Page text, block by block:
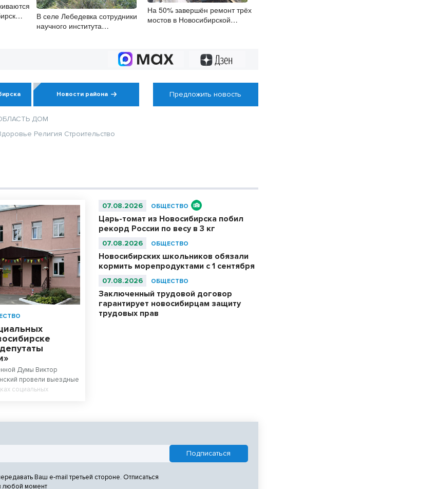
В селе Лебедевка сотрудники
научного института
На 50% завершён ремонт трёх
мостов в Новосибирской
Новости района Предложить новость
ДОМ
Религия Строительство
Думы Виктор
провели выездные
социальных
07.08.2026 ОБЩЕСТВО
Царь-томат из Новосибирска побил
рекорд России по весу в 3 кг
07.08.2026 ОБЩЕСТВО
Новосибирских школьников обязали
кормить морепродуктами с 1 сентября
07.08.2026 ОБЩЕСТВО
Заключенный трудовой договор
гарантирует новосибирцам защиту
трудовых прав
Ваш e-mail третьей стороне. Отписаться
любой момент